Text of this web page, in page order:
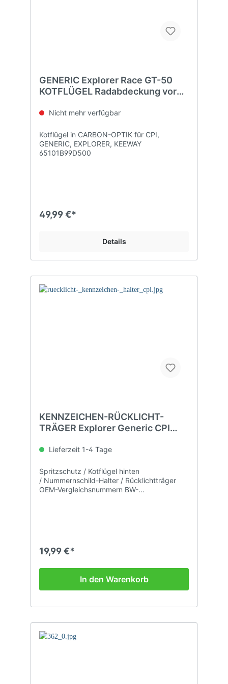
GENERIC Explorer Race GT-50
KOTFLÜGEL Radabdeckung vorne
Nicht mehr verfügbar
Kotflügel in CARBON-OPTIK für CPI,
GENERIC, EXPLORER, KEEWAY
65101B99D500
49,99 €*
Details
KENNZEICHEN-RÜCKLICHT-
TRÄGER Explorer Generic CPI
Lieferzeit 1-4 Tage
Spritzschutz / Kotflügel hinten
/ Nummernschild-Halter / Rücklichtträger
OEM-Vergleichsnummern BW-
19,99 €*
In den Warenkorb